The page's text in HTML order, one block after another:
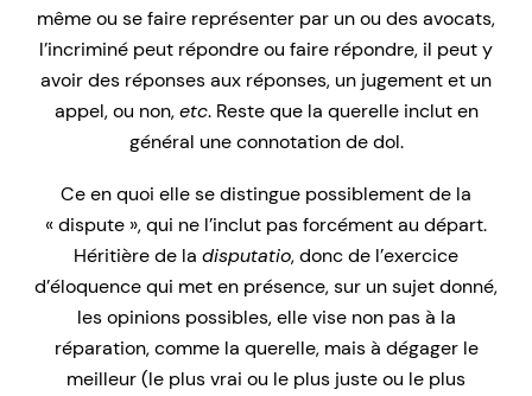
même ou se faire représenter par un ou des avocats,
l’incriminé peut répondre ou faire répondre, il peut y
avoir des réponses aux réponses, un jugement et un
appel, ou non,etc. Reste que la querelle inclut en
général une connotation de dol.
Ce en quoi elle se distingue possiblement de la
« dispute », qui ne l’inclut pas forcément au départ.
Héritière de la disputatio, donc de l’exercice
d’éloquence qui met en présence, sur un sujet donné,
les opinions possibles, elle vise non pas à la
réparation, comme la querelle, mais à dégager le
meilleur (le plus vrai ou le plus juste ou le plus